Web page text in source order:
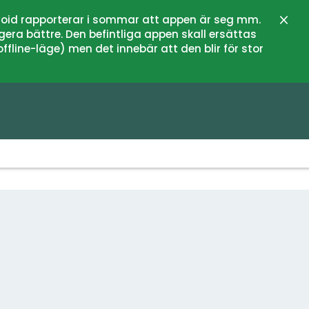
rapporterar i sommar att appen är seg mm.
bättre. Den befintliga appen skall ersättas
läge) men det innebär att den blir för stor